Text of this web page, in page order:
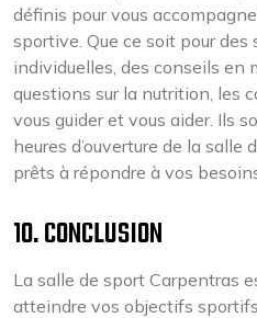
définis pour vous
sportive. Que ce soit pour des
individuelles, des conseils en
questions sur la nutrition, les
vous guider et vous aider. Ils
heures d’ouverture de la salle
prêts à répondre à vos
10. CONCLUSION
La salle de sport Carpentras
atteindre vos objectifs